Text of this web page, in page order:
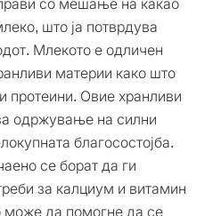
со мешање на какао
што ја потврдува
Млекото е одличен
материи како што
протеини. Овие хранливи
одржување на силни
благосостојба.
се борат да ги
за калциум и витамин
може да помогне да се